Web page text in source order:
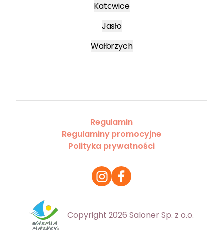
Katowice
Jasło
Wałbrzych
Regulamin
Regulaminy promocyjne
Polityka prywatności
Copyright 2026 Saloner Sp. z o.o.